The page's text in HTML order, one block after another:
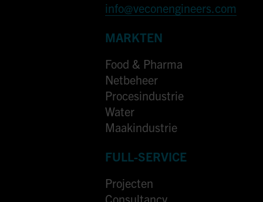
info@veconengineers.com
MARKTEN
Food & Pharma
Netbeheer
Procesindustrie
Water
Maakindustrie
FULL-SERVICE
Projecten
Consultancy